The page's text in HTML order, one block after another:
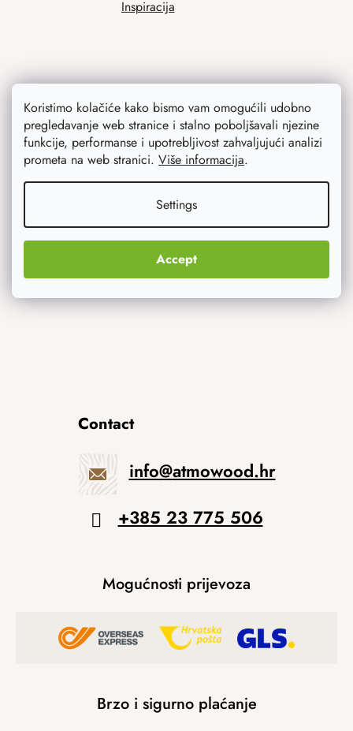
Koristimo kolačiće kako bismo vam omogućili udobno
pregledavanje web stranice i stalno poboljšavali njezine
funkcije, performanse i upotrebljivost zahvaljujući analizi
prometa na web stranici. Više informacija.
Settings
Accept
Inspiracija
Ono što vas najviše zanima
Originalni pokloni
Contact
info@atmowood.hr
+385 23 775 506
Mogućnosti prijevoza
Brzo i sigurno plaćanje